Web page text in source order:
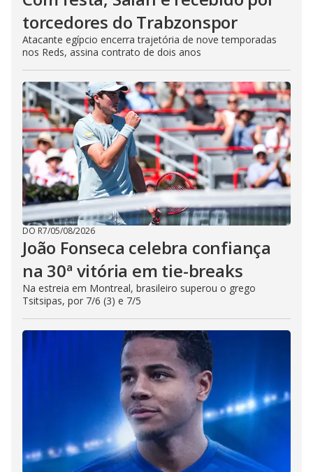
torcedores do Trabzonspor
Atacante egípcio encerra trajetória de nove temporadas
nos Reds, assina contrato de dois anos
DO R7/05/08/2026
João Fonseca celebra confiança
na 30ª vitória em tie-breaks
Na estreia em Montreal, brasileiro superou o grego
Tsitsipas, por 7/6 (3) e 7/5